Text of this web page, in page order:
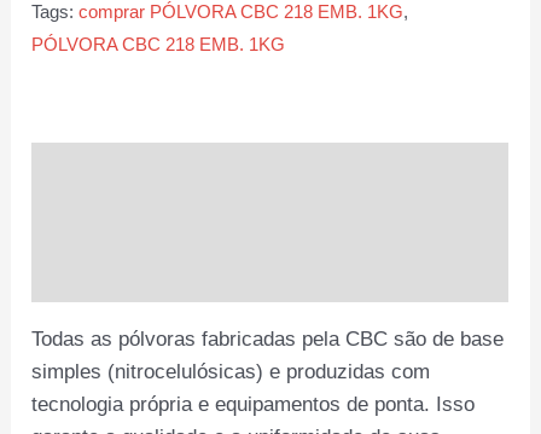
1KG
Tags:comprar PÓLVORA CBC 218 EMB. 1KG,
PÓLVORA CBC 218 EMB. 1KG
Todas as pólvoras fabricadas pela CBC são de base
simples (nitrocelulósicas) e produzidas com
tecnologia própria e equipamentos de ponta. Isso